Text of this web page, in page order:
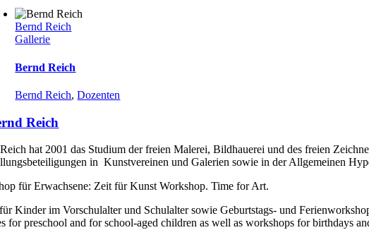
Bernd Reich
Gallerie
Bernd Reich
Bernd Reich,Dozenten
Reich
hat 2001 das Studium der freien Malerei, Bildhauerei und des freien
in Kunstvereinen und Galerien sowie in der Allgemeinen
für Erwachsene: Zeit für Kunst Workshop. Time for Art.
Kinder im Vorschulalter und Schulalter sowie Geburtstags- und
for preschool and for school-aged children as well as workshops for birthdays